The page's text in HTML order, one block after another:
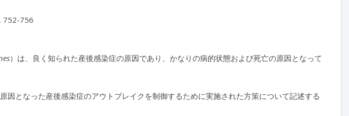
752-756
）は、良く知られた産後感染症の原因であり、かなりの病的状態および死亡の原因となって
因となった産後感染症のアウトブレイクを制御するために実施された方策について記述する